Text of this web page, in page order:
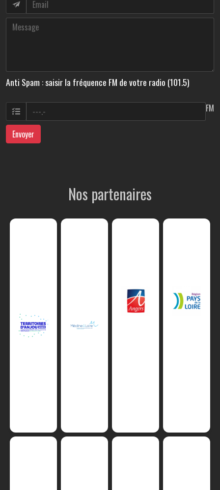
Anti Spam : saisir la fréquence FM de votre radio (101.5)
FM
Envoyer
Nos partenaires